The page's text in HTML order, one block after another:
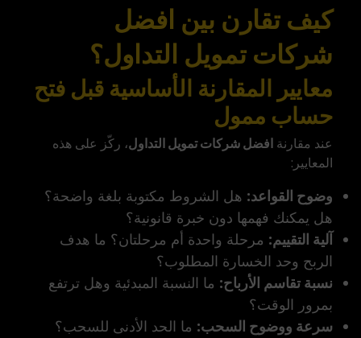
كيف تقارن بين افضل
شركات تمويل التداول؟
معايير المقارنة الأساسية قبل فتح
حساب ممول
عند مقارنة افضل شركات تمويل التداول، ركّز على هذه
المعايير:
وضوح القواعد: هل الشروط مكتوبة بلغة واضحة؟
هل يمكنك فهمها دون خبرة قانونية؟
آلية التقييم: مرحلة واحدة أم مرحلتان؟ ما هدف
الربح وحد الخسارة المطلوب؟
نسبة تقاسم الأرباح: ما النسبة المبدئية وهل ترتفع
بمرور الوقت؟
سرعة ووضوح السحب: ما الحد الأدنى للسحب؟